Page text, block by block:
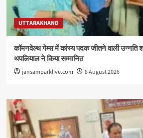
UTTARAKHAND
कॉमनवेल्थ गेम्स में कांस्य पदक जीतने वाली उन्नति
थपलियाल ने किया सम्मानित
jansamparklive.com 8 August 2026